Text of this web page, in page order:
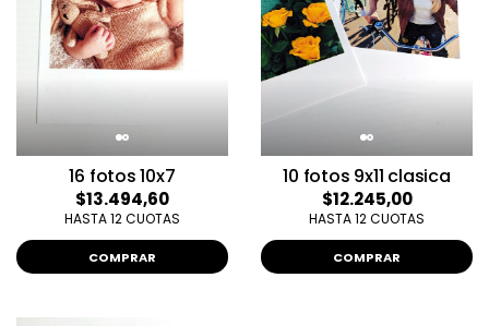
16 fotos 10x7
$13.494,60
HASTA 12 CUOTAS
COMPRAR
10 fotos 9x11 clasica
$12.245,00
HASTA 12 CUOTAS
COMPRAR